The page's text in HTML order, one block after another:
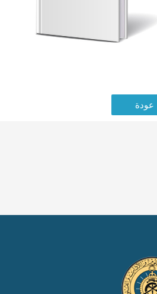
عودة